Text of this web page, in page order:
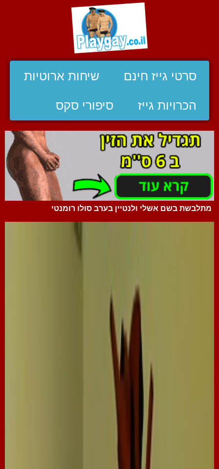
סרטי גייז חינם שיחות ארוטיות
הכרויות גייז סיפורי סקס
מתלבשת בשם אשלי ולנטיין בערב סולו רומנטי